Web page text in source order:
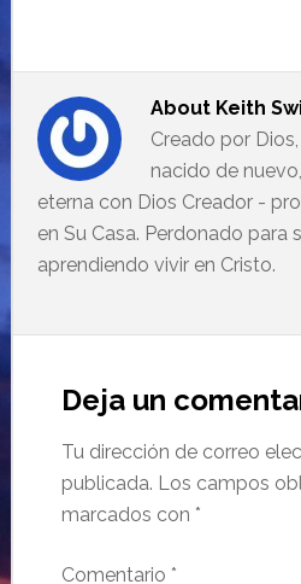
About Keith
Creado por
nacido de
eterna con Dios Creador -
en Su Casa. Perdonado para
aprendiendo vivir en Cristo.
Deja un
Tu dirección de correo
publicada. Los campos
marcados con *
Comentario *